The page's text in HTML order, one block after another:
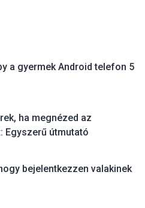
a gyermek Android telefon 5
ha megnézed az
Egyszerű útmutató
bejelentkezzen valakinek